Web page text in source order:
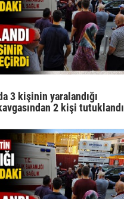
3 kişinin yaralandığı
2 kişi tutuklandı